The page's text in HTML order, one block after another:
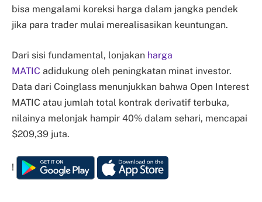
bisa mengalami koreksi harga dalam jangka pendek
jika para trader mulai merealisasikan keuntungan.
Dari sisi fundamental, lonjakan harga
MATIC adidukung oleh peningkatan minat investor.
Data dari Coinglass menunjukkan bahwa Open Interest
MATIC atau jumlah total kontrak derivatif terbuka,
nilainya melonjak hampir 40% dalam sehari, mencapai
$209,39 juta.
!